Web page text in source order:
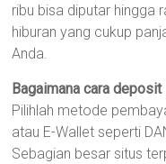
ribu bisa diputar hingga
hiburan yang cukup
Anda.
Bagaimana cara
Pilihlah metode
atau E-Wallet seperti
Sebagian besar situs